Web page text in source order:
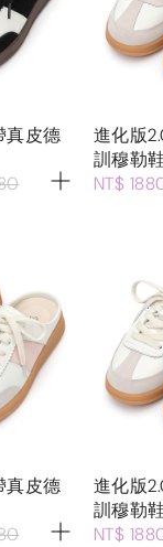
真皮德
進化版
訓穆勒
NT$
真皮德
進化版
訓穆勒
NT$